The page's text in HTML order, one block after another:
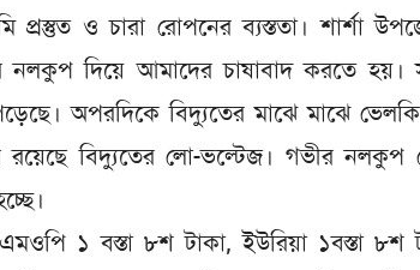
প্রস্তুত ও চারা রোপনের ব্যস্ততা। শার্শা
নলকুপ দিয়ে আমাদের চাষাবাদ করতে হয়।
অপরদিকে বিদ্যুতের মাঝে মাঝে
রয়েছে বিদ্যুতের লো-ভল্টেজ। গভীর নলকুপ
১ বস্তা ৮শ টাকা, ইউরিয়া ১বস্তা ৮শ